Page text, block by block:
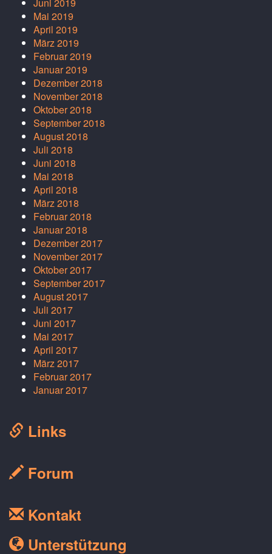
Mai 2019
April 2019
März 2019
Februar 2019
Januar 2019
Dezember 2018
November 2018
Oktober 2018
September 2018
August 2018
Juli 2018
Juni 2018
Mai 2018
April 2018
März 2018
Februar 2018
Januar 2018
Dezember 2017
November 2017
Oktober 2017
September 2017
August 2017
Juli 2017
Juni 2017
Mai 2017
April 2017
März 2017
Februar 2017
Januar 2017
Links
Forum
Kontakt
Unterstützung